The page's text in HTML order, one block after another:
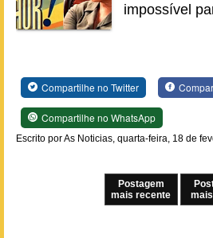
impossível
Compartilhe no Twitter
Compartilhe no WhatsApp
Escrito por As Noticias, quarta-feira, 18 de
Postagem
mais recente